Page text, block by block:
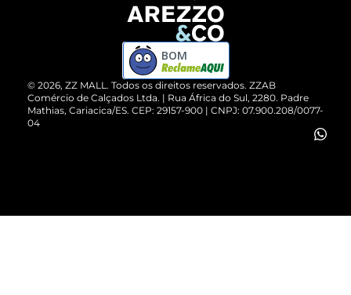
ZZ MALL é confiável
Cartão Presente
Vendas Corporativas
Devolução do Produto
Compre pelo WhatsApp
© 2026, ZZ MALL. Todos os direitos reservados. ZZAB
Comércio de Calçados Ltda. | Rua África do Sul, 2280. Padre
Mathias, Cariacica/ES. CEP: 29157-900 | CNPJ: 07.900.208/0077-
04
BOM